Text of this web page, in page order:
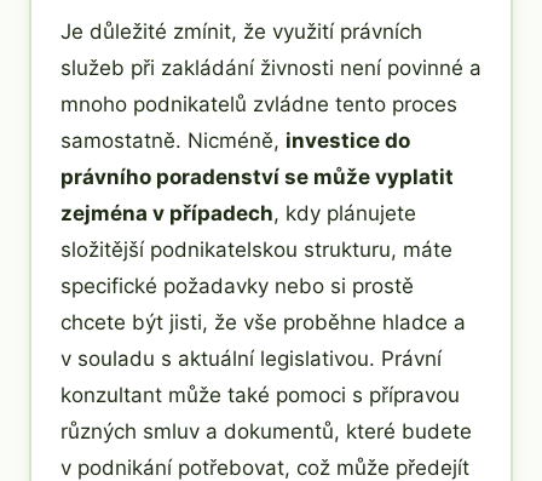
Je důležité zmínit, že využití právních
služeb při zakládání živnosti není povinné a
mnoho podnikatelů zvládne tento proces
samostatně. Nicméně, investice do
právního poradenství se může vyplatit
zejména v případech, kdy plánujete
složitější podnikatelskou strukturu, máte
specifické požadavky nebo si prostě
chcete být jisti, že vše proběhne hladce a
v souladu s aktuální legislativou. Právní
konzultant může také pomoci s přípravou
různých smluv a dokumentů, které budete
v podnikání potřebovat, což může předejít